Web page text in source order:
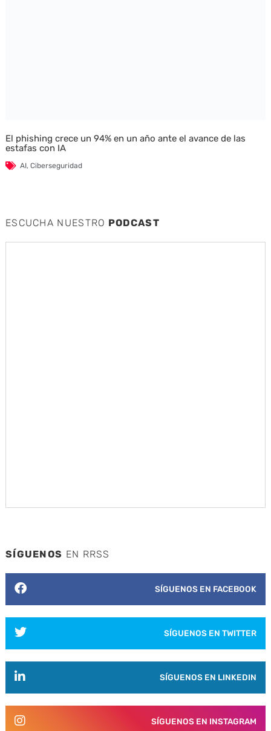
El phishing crece un 94% en un año ante el avance de las
estafas con IA
AI, Ciberseguridad
ESCUCHA NUESTRO PODCAST
SÍGUENOS EN RRSS
SÍGUENOS EN FACEBOOK
SÍGUENOS EN TWITTER
SÍGUENOS EN LINKEDIN
SÍGUENOS EN INSTAGRAM